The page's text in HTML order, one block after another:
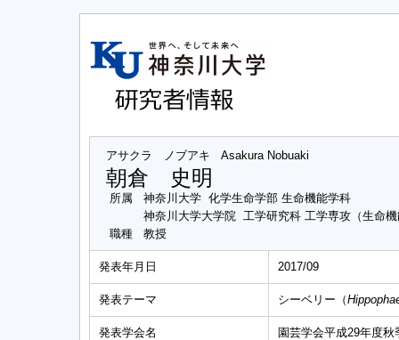
アサクラ ノブアキ Asakura Nobuaki
朝倉 史明
所属
神奈川大学 化学生命学部 生命機能学科
神奈川大学大学院 工学研究科 工学専攻（生命
職種
教授
発表年月日 2017/09
発表テーマ シーベリー（
発表学会名 園芸学会平成29年度秋